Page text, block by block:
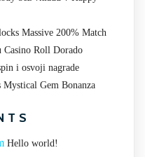
Massive 200% Match
Casino Roll Dorado
i osvoji nagrade
Gem Bonanza
Hello world!